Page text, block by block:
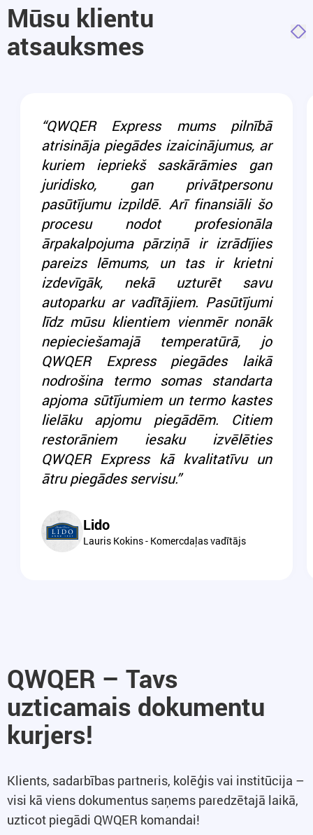
Mūsu klientu
atsauksmes
“QWQER Express mums pilnībā
atrisināja piegādes izaicinājumus, ar
kuriem iepriekš saskārāmies gan
juridisko, gan privātpersonu
pasūtījumu izpildē. Arī finansiāli šo
procesu nodot profesionāla
ārpakalpojuma pārziņā ir izrādījies
pareizs lēmums, un tas ir krietni
izdevīgāk, nekā uzturēt savu
autoparku ar vadītājiem. Pasūtījumi
līdz mūsu klientiem vienmēr nonāk
nepieciešamajā temperatūrā, jo
QWQER Express piegādes laikā
nodrošina termo somas standarta
apjoma sūtījumiem un termo kastes
lielāku apjomu piegādēm. Citiem
restorāniem iesaku izvēlēties
QWQER Express kā kvalitatīvu un
ātru piegādes servisu.”
Lido
Lauris Kokins - Komercdaļas vadītājs
QWQER – Tavs
uzticamais dokumentu
kurjers!
Klients, sadarbības partneris, kolēģis vai institūcija –
visi kā viens dokumentus saņems paredzētajā laikā,
uzticot piegādi QWQER komandai!